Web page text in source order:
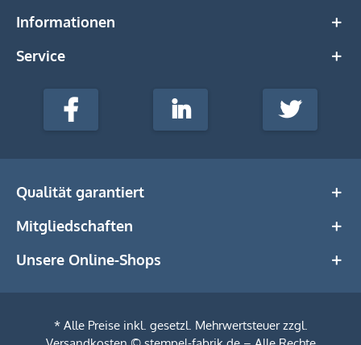
Informationen
Service
stempel-
Media
Facebook LinkedIn Twitter
Qualität garantiert
Mitgliedschaften
Unsere Online-Shops
* Alle Preise inkl. gesetzl. Mehrwertsteuer zzgl.